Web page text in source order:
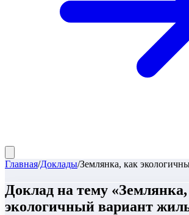
Главная/Доклады/Землянка, как
Доклад на тему «
экологичный вариант